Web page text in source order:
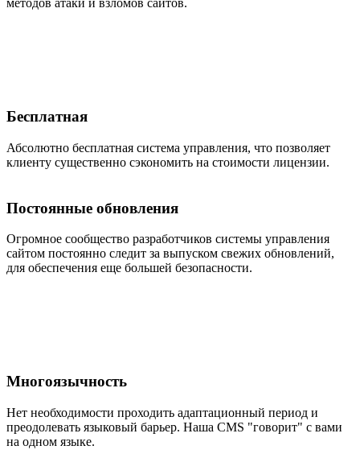
методов атаки и взломов сайтов.
Бесплатная
Абсолютно бесплатная система управления, что позволяет
клиенту существенно сэкономить на стоимости лицензии.
Постоянные обновления
Огромное сообщество разработчиков системы управления
сайтом постоянно следит за выпуском свежих обновлений,
для обеспечения еще большей безопасности.
Многоязычность
Нет необходимости проходить адаптационный период и
преодолевать языковый барьер. Наша CMS "говорит" с вами
на одном языке.